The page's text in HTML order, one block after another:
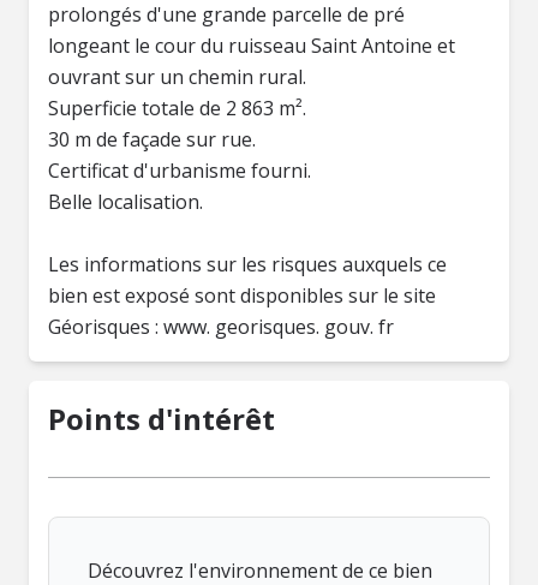
prolongés d'une grande parcelle de pré
longeant le cour du ruisseau Saint Antoine et
ouvrant sur un chemin rural.
Superficie totale de 2 863 m².
30 m de façade sur rue.
Certificat d'urbanisme fourni.
Belle localisation.
Les informations sur les risques auxquels ce
bien est exposé sont disponibles sur le site
Géorisques : www. georisques. gouv. fr
Points d'intérêt
Découvrez l'environnement de ce bien